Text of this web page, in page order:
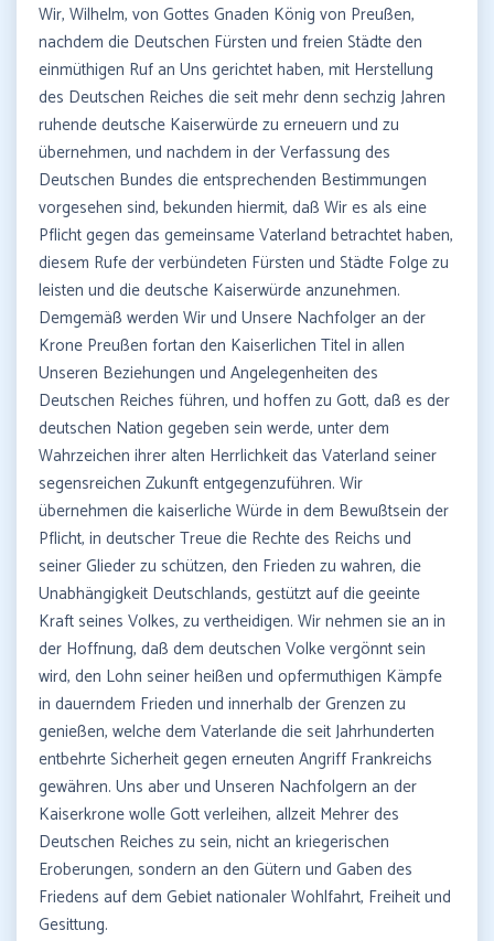
Wir, Wilhelm, von Gottes Gnaden König von Preußen,
nachdem die Deutschen Fürsten und freien Städte den
einmüthigen Ruf an Uns gerichtet haben, mit Herstellung
des Deutschen Reiches die seit mehr denn sechzig Jahren
ruhende deutsche Kaiserwürde zu erneuern und zu
übernehmen, und nachdem in der Verfassung des
Deutschen Bundes die entsprechenden Bestimmungen
vorgesehen sind, bekunden hiermit, daß Wir es als eine
Pflicht gegen das gemeinsame Vaterland betrachtet haben,
diesem Rufe der verbündeten Fürsten und Städte Folge zu
leisten und die deutsche Kaiserwürde anzunehmen.
Demgemäß werden Wir und Unsere Nachfolger an der
Krone Preußen fortan den Kaiserlichen Titel in allen
Unseren Beziehungen und Angelegenheiten des
Deutschen Reiches führen, und hoffen zu Gott, daß es der
deutschen Nation gegeben sein werde, unter dem
Wahrzeichen ihrer alten Herrlichkeit das Vaterland seiner
segensreichen Zukunft entgegenzuführen. Wir
übernehmen die kaiserliche Würde in dem Bewußtsein der
Pflicht, in deutscher Treue die Rechte des Reichs und
seiner Glieder zu schützen, den Frieden zu wahren, die
Unabhängigkeit Deutschlands, gestützt auf die geeinte
Kraft seines Volkes, zu vertheidigen. Wir nehmen sie an in
der Hoffnung, daß dem deutschen Volke vergönnt sein
wird, den Lohn seiner heißen und opfermuthigen Kämpfe
in dauerndem Frieden und innerhalb der Grenzen zu
genießen, welche dem Vaterlande die seit Jahrhunderten
entbehrte Sicherheit gegen erneuten Angriff Frankreichs
gewähren. Uns aber und Unseren Nachfolgern an der
Kaiserkrone wolle Gott verleihen, allzeit Mehrer des
Deutschen Reiches zu sein, nicht an kriegerischen
Eroberungen, sondern an den Gütern und Gaben des
Friedens auf dem Gebiet nationaler Wohlfahrt, Freiheit und
Gesittung.